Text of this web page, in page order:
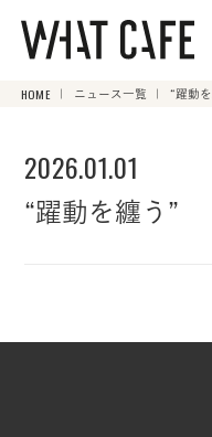
HOME ニュース一覧 “躍動
2026.01.01
“躍動を纏う”